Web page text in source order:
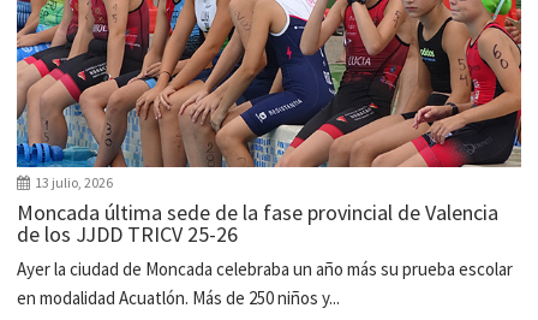
13 julio, 2026
Moncada última sede de la fase provincial de Valencia
de los JJDD TRICV 25-26
Ayer la ciudad de Moncada celebraba un año más su prueba escolar
en modalidad Acuatlón. Más de 250 niños y...